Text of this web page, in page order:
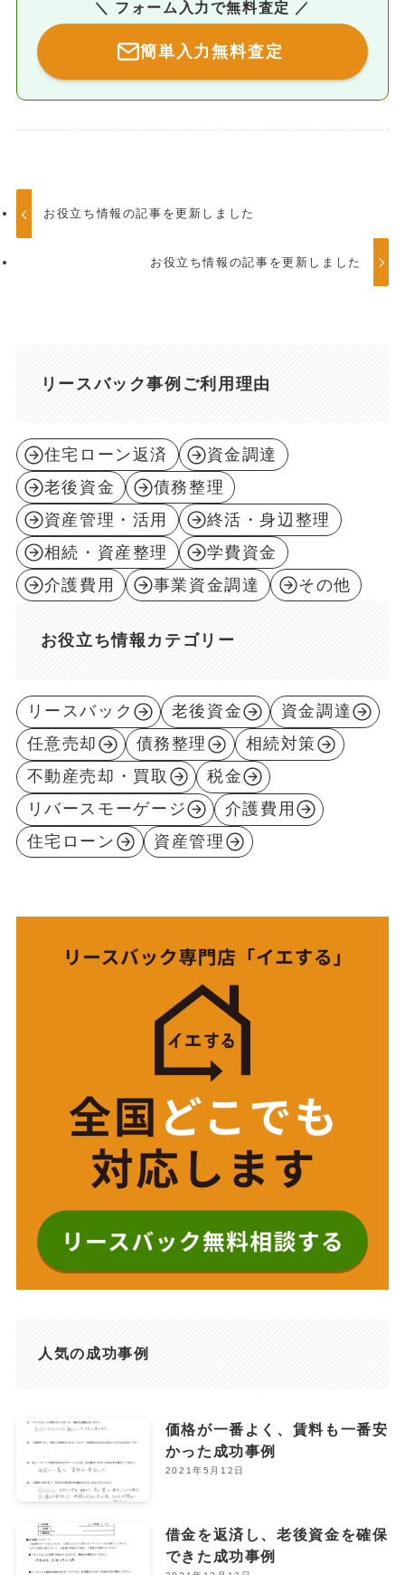
＼ フォーム入力で無料査定 ／
簡単入力無料査定
お役立ち情報の記事を更新しました
お役立ち情報の記事を更新しました
リースバック事例ご利用理由
住宅ローン返済
資金調達
老後資金
債務整理
資産管理・活用
終活・身辺整理
相続・資産整理
学費資金
介護費用
事業資金調達 その他
お役立ち情報カテゴリー
リースバック 老後資金
資金調達
任意売却
債務整理
相続対策
不動産売却・買取
税金
リバースモーゲージ
介護費用
住宅ローン
資産管理
人気の成功事例
価格が一番よく、賃料も一番安
かった成功事例
2021年5月12日
借金を返済し、老後資金を確保
できた成功事例